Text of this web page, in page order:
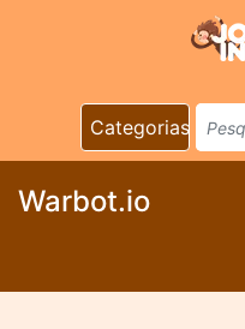
Categorias
Warbot.io